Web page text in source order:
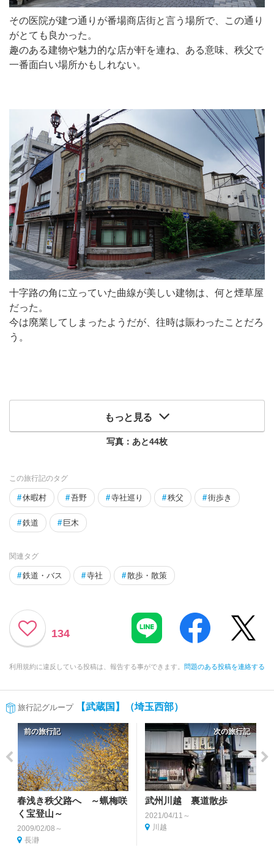
その医院が建つ通りが番場商店街と言う場所で、この通り
がとても良かった。
趣のある建物や魅力的な店が軒を連ね、ある意味、秩父で
一番面白い場所かもしれない。
十字路の角に立っていた曲線が美しい建物は、何と煙草屋
だった。
今は廃業してしまったようだが、往時は賑わったことだろ
う。
もっと見る
写真：あと44枚
この旅行記のタグ
#休暇村 #吾野 #寺社巡り #秩父 #街歩き
#鉄道 # 巨木
関連タグ
#鉄道・バス #寺社 #散歩・散策
134
利用規約に違反している投稿は、報告する事ができます。 問題のある投稿を連絡する
旅行記グループ 【武蔵国】（埼玉西部）
前の旅行記
春浅き秩父路へ ～蝋梅咲
く宝登山～
2009/02/08～
長瀞
次の旅行記
武州川越 裏道散歩
2021/04/11～
川越